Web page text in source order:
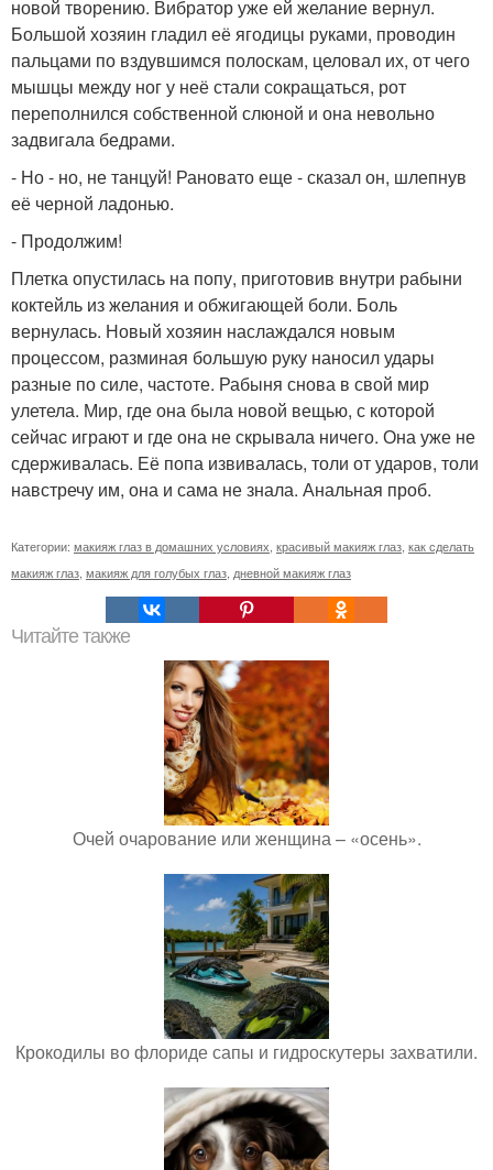
новой творению. Вибратор уже ей желание вернул.
Большой хозяин гладил её ягодицы руками, проводин
пальцами по вздувшимся полоскам, целовал их, от чего
мышцы между ног у неё стали сокращаться, рот
переполнился собственной слюной и она невольно
задвигала бедрами.
- Но - но, не танцуй! Рановато еще - сказал он, шлепнув
её черной ладонью.
- Продолжим!
Плетка опустилась на попу, приготовив внутри рабыни
коктейль из желания и обжигающей боли. Боль
вернулась. Новый хозяин наслаждался новым
процессом, разминая большую руку наносил удары
разные по силе, частоте. Рабыня снова в свой мир
улетела. Мир, где она была новой вещью, с которой
сейчас играют и где она не скрывала ничего. Она уже не
сдерживалась. Её попа извивалась, толи от ударов, толи
навстречу им, она и сама не знала. Анальная проб.
Категории: макияж глаз в домашних условиях красивый макияж глаз как сделать
макияж глаз макияж для голубых глаз дневной макияж глаз
Читайте также
Очей очарование или женщина – «осень».
Крокодилы во флориде сапы и гидроскутеры захватили.